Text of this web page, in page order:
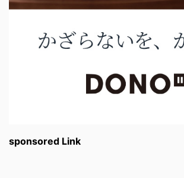
sponsored Link